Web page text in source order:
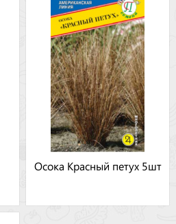
Осока Красный петух 5шт